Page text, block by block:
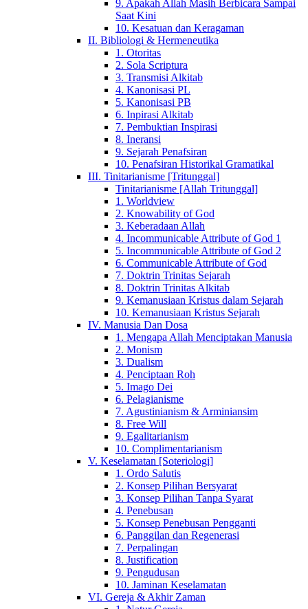
9. Apakah Allah Masih Berbicara Sampai
Saat Kini
10. Kesatuan dan Keragaman
II. Bibliologi & Hermeneutika
1. Otoritas
2. Sola Scriptura
3. Transmisi Alkitab
4. Kanonisasi PL
5. Kanonisasi PB
6. Inpirasi Alkitab
7. Pembuktian Inspirasi
8. Ineransi
9. Sejarah Penafsiran
10. Penafsiran Historikal Gramatikal
III. Tinitarianisme [Tritunggal]
Tinitarianisme [Allah Tritunggal]
1. Worldview
2. Knowability of God
3. Keberadaan Allah
4. Incommunicable Attribute of God 1
5. Incommunicable Attribute of God 2
6. Communicable Attribute of God
7. Doktrin Trinitas Sejarah
8. Doktrin Trinitas Alkitab
9. Kemanusiaan Kristus dalam Sejarah
10. Kemanusiaan Kristus Sejarah
IV. Manusia Dan Dosa
1. Mengapa Allah Menciptakan Manusia
2. Monism
3. Dualism
4. Penciptaan Roh
5. Imago Dei
6. Pelagianisme
7. Agustinianism & Arminiansim
8. Free Will
9. Egalitarianism
10. Complimentarianism
V. Keselamatan [Soteriologi]
1. Ordo Salutis
2. Konsep Pilihan Bersyarat
3. Konsep Pilihan Tanpa Syarat
4. Penebusan
5. Konsep Penebusan Pengganti
6. Panggilan dan Regenerasi
7. Perpalingan
8. Justification
9. Pengudusan
10. Jaminan Keselamatan
VI. Gereja & Akhir Zaman